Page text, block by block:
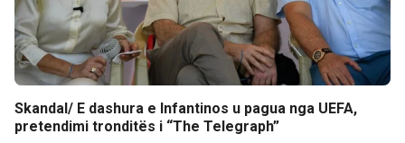
Skandal/ E dashura e Infantinos u pagua nga UEFA,
pretendimi tronditës i “The Telegraph”